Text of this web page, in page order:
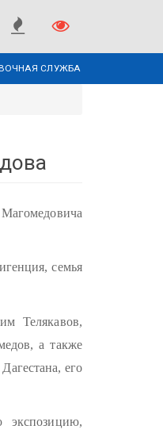
СЛУЖБА
семья
Телякавов,
а также
его
экспозицию,